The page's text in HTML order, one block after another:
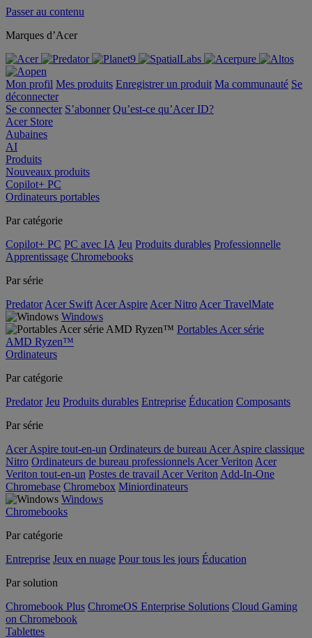
Passer au contenu
Marques d’Acer
Mon profil Mes produits Enregistrer un produit Ma communauté Se
déconnecter
Se connecter S’abonner Qu’est-ce qu’Acer ID?
Acer Store
Aubaines
AI
Produits
Nouveaux produits
Copilot+ PC
Ordinateurs portables
Par catégorie
Copilot+ PC PC avec IA Jeu Produits durables Professionnelle
Apprentissage Chromebooks
Par série
Predator Acer Swift Acer Aspire Acer Nitro Acer TravelMate
Windows
Portables Acer série
AMD Ryzen™
Ordinateurs
Par catégorie
Predator Jeu Produits durables Entreprise Éducation Composants
Par série
Acer Aspire tout-en-un Ordinateurs de bureau Acer Aspire classique
Nitro Ordinateurs de bureau professionnels Acer Veriton Acer
Veriton tout-en-un Postes de travail Acer Veriton Add-In-One
Chromebase Chromebox Miniordinateurs
Windows
Chromebooks
Par catégorie
Entreprise Jeux en nuage Pour tous les jours Éducation
Par solution
Chromebook Plus ChromeOS Enterprise Solutions Cloud Gaming
on Chromebook
Tablettes